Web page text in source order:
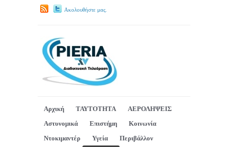
Ακολουθήστε μας.
Αρχική ΤΑΥΤΟΤΗΤΑ
ΑΕΡΟΛΗΨΕΙΣ
Αστυνομικά
Επιστήμη
Κοινωνία
Ντοκιμαντέρ
Υγεία
Περιβάλλον